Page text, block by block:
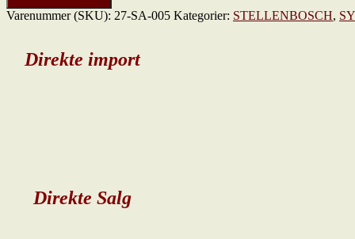
Varenummer (SKU): 27-SA-005 Kategorier: STELLENBOSCH,
Direkte import
Direkte Salg